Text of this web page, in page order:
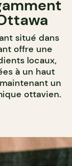
situé dans
offre une
locaux,
à un haut
un
ottavien.